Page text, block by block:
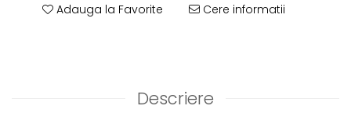
Adauga la Favorite Cere informatii
Descriere